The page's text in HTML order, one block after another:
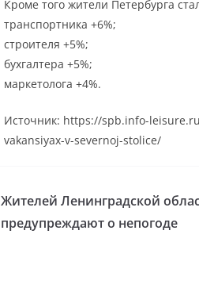
Кроме того жители Петербурга
транспортника +6%;
строителя +5%;
бухгалтера +5%;
маркетолога +4%.
Источник: https://spb.info-
vakansiyax-v-severnoj-stolice/
Жителей Ленинградской
предупреждают о непогоде